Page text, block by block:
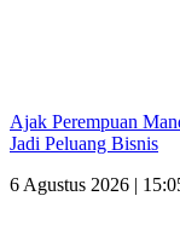
Ajak Perempuan
Jadi Peluang Bisnis
6 Agustus 2026 |